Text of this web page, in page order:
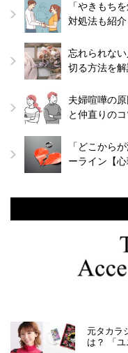
「やきもち
対処法も紹介
忘れられな
切る方法を解
夫婦喧嘩の
と仲直りの
「どこから
ーライン【
元タカラ
は？ 「